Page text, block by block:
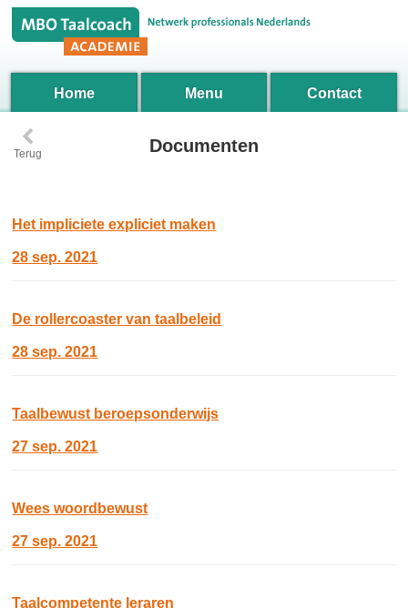
Home Menu Contact
‹
Terug Documenten
Het impliciete expliciet maken
28 sep. 2021
De rollercoaster van taalbeleid
28 sep. 2021
Taalbewust beroepsonderwijs
27 sep. 2021
Wees woordbewust
27 sep. 2021
Taalcompetente leraren